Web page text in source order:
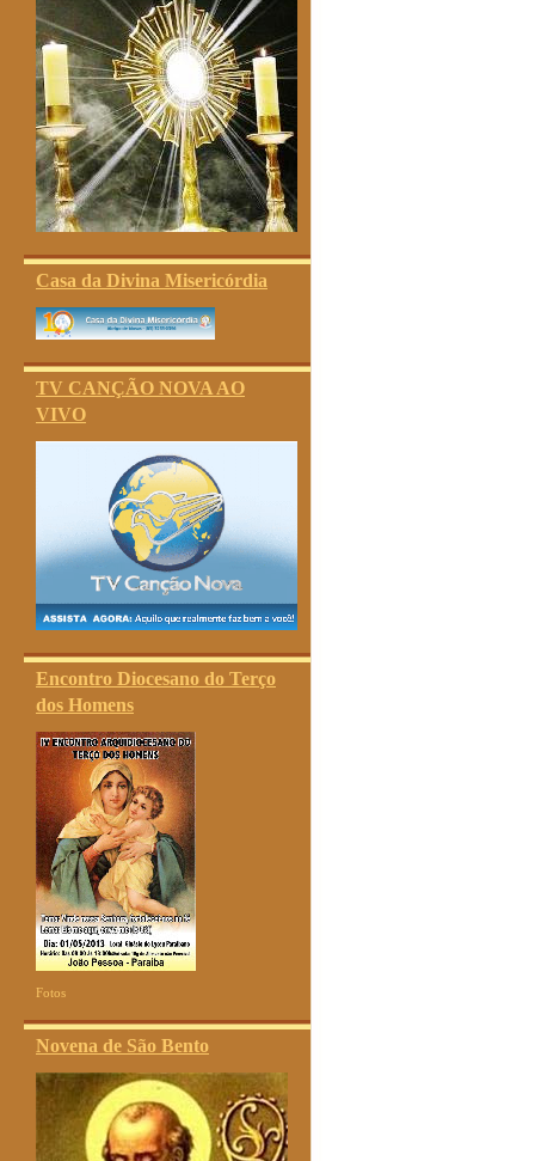
Casa da Divina Misericórdia
TV CANÇÃO NOVA AO
VIVO
Encontro Diocesano do Terço
dos Homens
Fotos
Novena de São Bento